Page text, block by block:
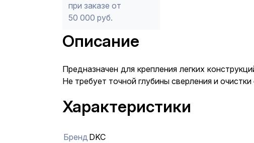
при заказе от
50 000 руб.
Описание
Предназначен для крепления легких
Не требует точной глубины сверления и очистки
Характеристики
Бренд DKC